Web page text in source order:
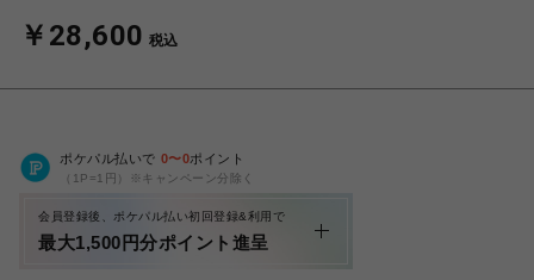
￥28,600 税込
ポケパル払いで 0〜0ポイント
（1P=1円）※キャンペーン分除く
会員登録後、ポケパル払い初回登録&利用で
最大1,500円分ポイント進呈